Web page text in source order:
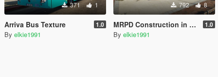
371 1
Arriva Bus Texture 1.0
By elkie1991
792 8
MRPD Construction in time for new PD [YMAP] 1.0
By elkie1991